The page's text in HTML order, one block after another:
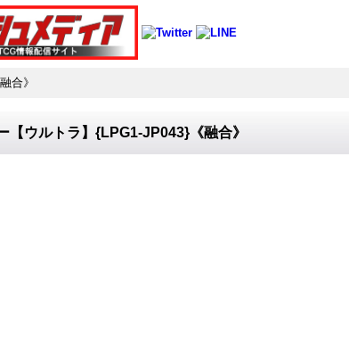
合》
【ウルトラ】{LPG1-JP043}《融合》